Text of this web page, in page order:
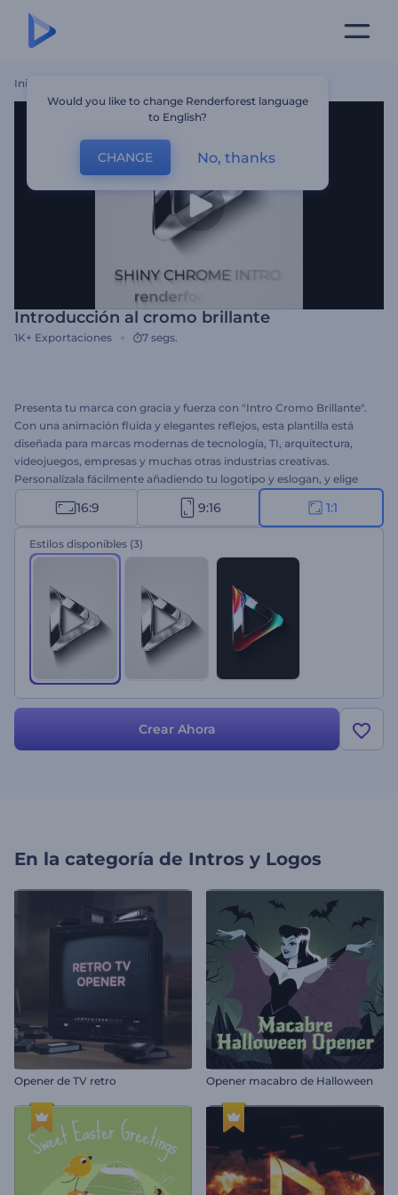
Inicio
Introducción al cromo brillante
1K+ Exportaciones 7 segs.
Presenta tu marca con gracia y fuerza con "Intro Cromo Brillante".
Con una animación fluida y elegantes reflejos, esta plantilla está
diseñada para marcas modernas de tecnología, TI, arquitectura,
videojuegos, empresas y muchas otras industrias creativas.
Personalízala fácilmente añadiendo tu logotipo y eslogan, y elige
entre tonos plateados o reflejos vibrantes según los colores de tu
marca. Cuando la sofisticación y la innovación se unen, así es como
se ve. ¡Pruébalo ahora!
16:9 9:16 1:1
Estilos disponibles (3)
Crear Ahora
En la categoría de Intros y Logos
Opener de TV retro Opener macabro de Halloween
Would you like to change Renderforest language
to English?
CHANGE No, thanks